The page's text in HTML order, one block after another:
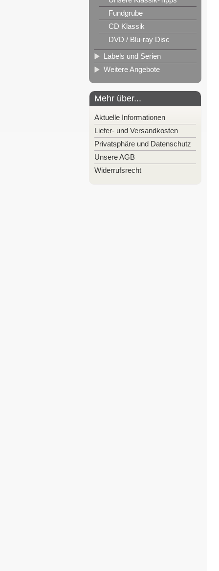
Fundgrube
CD Klassik
DVD / Blu-ray Disc
Labels und Serien
Weitere Angebote
Mehr über...
Aktuelle Informationen
Liefer- und Versandkosten
Privatsphäre und Datenschutz
Unsere AGB
Widerrufsrecht